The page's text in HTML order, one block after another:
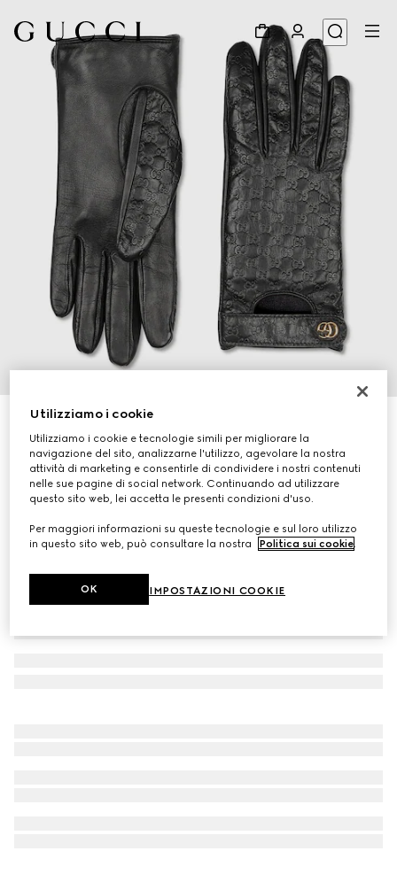
Guanti in pelle GG con Doppia G
CHF 480
Variante nero
Utilizziamo i cookie
Utilizziamo i cookie e tecnologie simili per migliorare la
navigazione del sito, analizzarne l'utilizzo, agevolare la nostra
attività di marketing e consentirle di condividere i nostri contenuti
nelle sue pagine di social network. Continuando ad utilizzare
questo sito web, lei accetta le presenti condizioni d'uso.
Per maggiori informazioni su queste tecnologie e sul loro utilizzo
in questo sito web, può consultare la nostra
Politica sui cookie
IMPOSTAZIONI COOKIE
OK